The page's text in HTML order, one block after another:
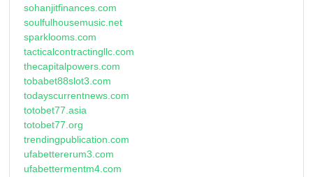
sohanjitfinances.com
soulfulhousemusic.net
sparklooms.com
tacticalcontractingllc.com
thecapitalpowers.com
tobabet88slot3.com
todayscurrentnews.com
totobet77.asia
totobet77.org
trendingpublication.com
ufabettererum3.com
ufabettermentm4.com